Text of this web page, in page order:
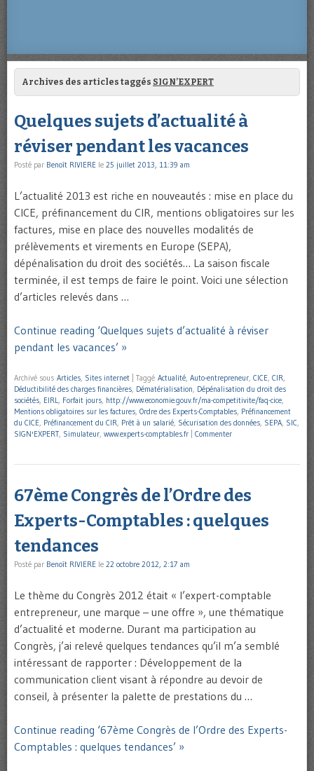
Archives des articles taggés SIGN’EXPERT
Quelques sujets d’actualité à
réviser pendant les vacances
Posté par Benoît RIVIERE le 25 juillet 2013, 11:39 am
L’actualité 2013 est riche en nouveautés : mise en place du
CICE, préfinancement du CIR, mentions obligatoires sur les
factures, mise en place des nouvelles modalités de
prélèvements et virements en Europe (SEPA),
dépénalisation du droit des sociétés… La saison fiscale
terminée, il est temps de faire le point. Voici une sélection
d’articles relevés dans …
Continue reading ‘Quelques sujets d’actualité à réviser
pendant les vacances’ »
Archivé sous Articles, Sites internet Taggé Actualité, Auto-entrepreneur, CICE, CIR,
Déductibilité des charges financières, Dématérialisation, Dépénalisation du droit des
sociétés, EIRL, Forfait jours, http://www.economie.gouv.fr/ma-competitivite/faq-cice,
Mentions obligatoires sur les factures, Ordre des Experts-Comptables, Préfinancement
du CICE, Préfinancement du CIR, Prêt à un salarié, Sécurisation des données, SEPA, SIC,
SIGN'EXPERT, Simulateur, www.experts-comptables.fr Commenter
67ème Congrès de l’Ordre des
Experts-Comptables : quelques
tendances
Posté par Benoît RIVIERE le 22 octobre 2012, 2:17 am
Le thème du Congrès 2012 était « l’expert-comptable
entrepreneur, une marque – une offre », une thématique
d’actualité et moderne. Durant ma participation au
Congrès, j’ai relevé quelques tendances qu’il m’a semblé
intéressant de rapporter : Développement de la
communication client visant à répondre au devoir de
conseil, à présenter la palette de prestations du …
Continue reading ‘67ème Congrès de l’Ordre des Experts-
Comptables : quelques tendances’ »